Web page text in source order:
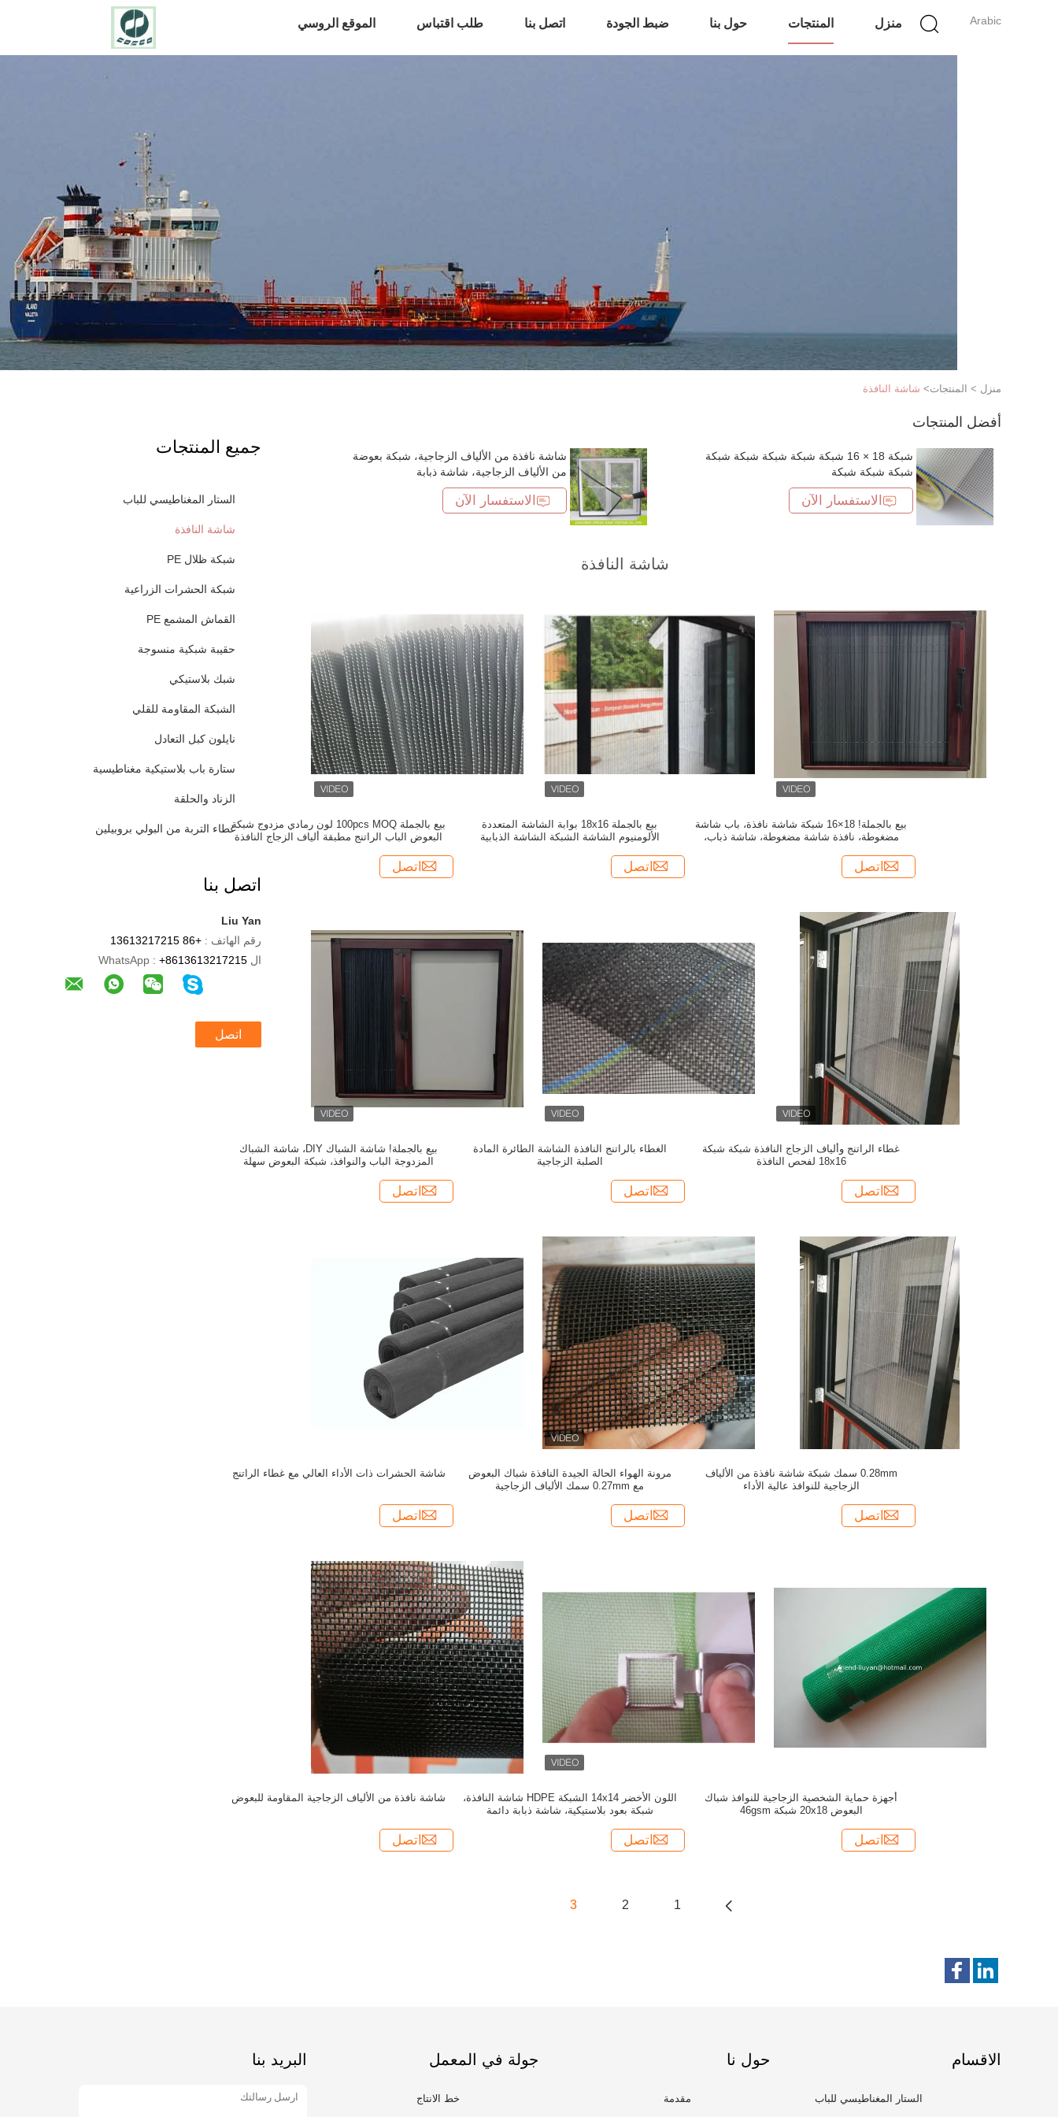
Arabic منزل المنتجات حول بنا ضبط الجودة اتصل بنا طلب اقتباس الموقع الروسي
منزل > المنتجات> شاشة النافذة
جميع المنتجات
الستار المغناطيسي للباب
شاشة النافذة
شبكة ظلال PE
شبكة الحشرات الزراعية
القماش المشمع PE
حقيبة شبكية منسوجة
شبك بلاستيكي
الشبكة المقاومة للقلي
نايلون كبل التعادل
ستارة باب بلاستيكية مغناطيسية
الزناد والحلقة
غطاء التربة من البولي بروبيلين
اتصل بنا
Liu Yan
رقم الهاتف : +86 13613217215
ال WhatsApp : +8613613217215
اتصل
أفضل المنتجات
شبكة 18 × 16 شبكة شبكة شبكة شبكة شبكة
شبكة شبكة شبكة
الاستفسار الآن
شاشة نافذة من الألياف الزجاجية، شبكة بعوضة
من الألياف الزجاجية، شاشة ذبابة
الاستفسار الآن
شاشة النافذة
بيع بالجملة 100pcs MOQ لون رمادي مزدوج شبكة
البعوض الباب الراتنج مطبقة ألياف الزجاج النافذة
اتصل
بيع بالجملة 18x16 بوابة الشاشة المتعددة
الألومنيوم الشاشة الشبكة الشاشة الذبابية
اتصل
بيع بالجملة! 18×16 شبكة شاشة نافذة، باب شاشة
مضغوطة، نافذة شاشة مضغوطة، شاشة ذباب،
اتصل
بيع بالجملة! شاشة الشباك DIY، شاشة الشباك
المزدوجة الباب والنوافذ، شبكة البعوض سهلة
اتصل
الغطاء بالراتنج النافذة الشاشة الطائرة المادة
الصلبة الزجاجية
اتصل
غطاء الراتنج وألياف الزجاج النافذة شبكة شبكة
18x16 لفحص النافذة
اتصل
شاشة الحشرات ذات الأداء العالي مع غطاء الراتنج
اتصل
مرونة الهواء الحالة الجيدة النافذة شباك البعوض
مع 0.27mm سمك الألياف الزجاجية
اتصل
0.28mm سمك شبكة شاشة نافذة من الألياف
الزجاجية للنوافذ عالية الأداء
اتصل
شاشة نافذة من الألياف الزجاجية المقاومة للبعوض
اتصل
اللون الأخضر 14x14 الشبكة HDPE شاشة النافذة،
شبكة بعود بلاستيكية، شاشة ذبابة دائمة
اتصل
أجهزة حماية الشخصية الزجاجية للنوافذ شباك
البعوض 20x18 شبكة 46gsm
اتصل
1
2
3
الاقسام
الستار المغناطيسي للباب
حول نا
مقدمة
جولة في المعمل
خط الانتاج
البريد بنا